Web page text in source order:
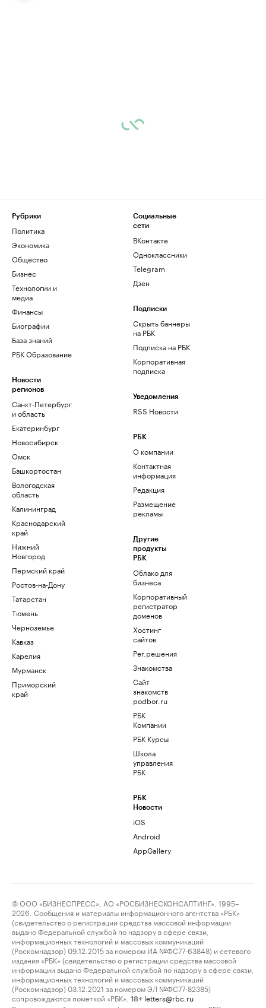
Рубрики
Политика
Экономика
Общество
Бизнес
Технологии и
медиа
Финансы
Биографии
База знаний
РБК Образование
Новости
регионов
Санкт-Петербург
и область
Екатеринбург
Новосибирск
Омск
Башкортостан
Вологодская
область
Калининград
Краснодарский
край
Нижний
Новгород
Пермский край
Ростов-на-Дону
Татарстан
Тюмень
Черноземье
Кавказ
Карелия
Мурманск
Приморский
край
Социальные
сети
ВКонтакте
Одноклассники
Telegram
Дзен
Подписки
Скрыть баннеры
на РБК
Подписка на РБК
Корпоративная
подписка
Уведомления
RSS Новости
РБК
О компании
Контактная
информация
Редакция
Размещение
рекламы
Другие
продукты
РБК
Облако для
бизнеса
Корпоративный
регистратор
доменов
Хостинг
сайтов
Рег.решения
Знакомства
Сайт
знакомств
podbor.ru
РБК
Компании
РБК Курсы
Школа
управления
РБК
РБК
Новости
iOS
Android
AppGallery
© ООО «БИЗНЕСПРЕСС», АО «РОСБИЗНЕСКОНСАЛТИНГ», 1995–
2026. Сообщения и материалы информационного агентства «РБК»
(свидетельство о регистрации средства массовой информации
выдано Федеральной службой по надзору в сфере связи,
информационных технологий и массовых коммуникаций
(Роскомнадзор) 09.12.2015 за номером ИА №ФС77-63848) и сетевого
издания «РБК» (свидетельство о регистрации средства массовой
информации выдано Федеральной службой по надзору в сфере связи,
информационных технологий и массовых коммуникаций
(Роскомнадзор) 03.12.2021 за номером ЭЛ №ФС77-82385)
сопровождаются пометкой «РБК».
18+ letters@rbc.ru